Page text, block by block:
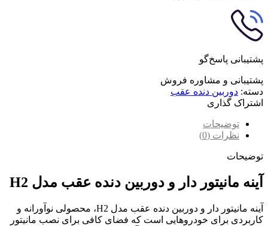
پشتیبانی پاسخ‌گو
پشتیبانی و مشاوره فروش
دسته: دوربین دنده عقب
اشتراک گذاری
توضیحات
نظرات (0)
توضیحات
آینه مانیتور دار و دوربین دنده عقب مدل H2
آینه مانیتور دار و دوربین دنده عقب مدل H2، محصولی نوآورانه و
کاربردی برای خودروهایی است که فضای کافی برای نصب مانیتور